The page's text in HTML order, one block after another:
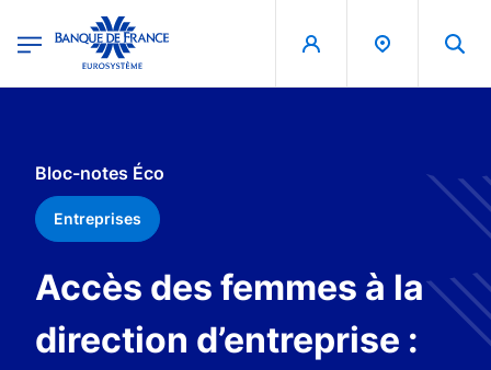
Banque de France - Menu Principal
Bloc-notes Éco
Entreprises
Accès des femmes à la
direction d’entreprise :